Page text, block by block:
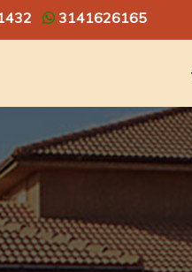
3141626165